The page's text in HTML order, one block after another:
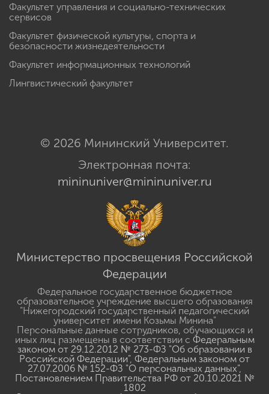
Факультет управления и социально-технических
сервисов
Факультет физической культуры, спорта и
безопасности жизнедеятельности
Факультет информационных технологий
Лингвистический факультет
© 2026 Мининский Университет.
Электронная почта:
mininuniver@mininuniver.ru
Министерство просвещения Российской
Федерации
Федеральное государственное бюджетное
образовательное учреждение высшего образования
"Нижегородский государственный педагогический
университет имени Козьмы Минина"
Персональные данные сотрудников, обучающихся и
иных лиц размещены в соответствии с Федеральным
законом от 29.12.2012 № 273-ФЗ "Об образовании в
Российской Федерации", Федеральным законом от
27.07.2006 № 152-ФЗ "О персональных данных",
Постановлением Правительства РФ от 20.10.2021 №
1802